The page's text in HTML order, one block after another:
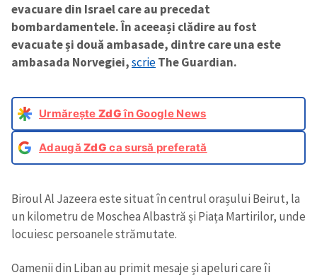
evacuare din Israel care au precedat
bombardamentele. În aceeași clădire au fost
evacuate și două ambasade, dintre care una este
ambasada Norvegiei,scrieThe Guardian.
Urmărește ZdGîn Google News
AdaugăZdG ca sursă preferată
Biroul Al Jazeera este situat în centrul orașului Beirut, la
un kilometru de Moschea Albastră și Piața Martirilor, unde
locuiesc persoanele strămutate.
Oamenii din Liban au primit mesaje și apeluri care îi